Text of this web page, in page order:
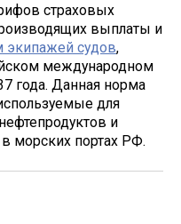
страховых
выплаты и
экипажей судов,
международном
года. Данная норма
для
и
морских портах РФ.